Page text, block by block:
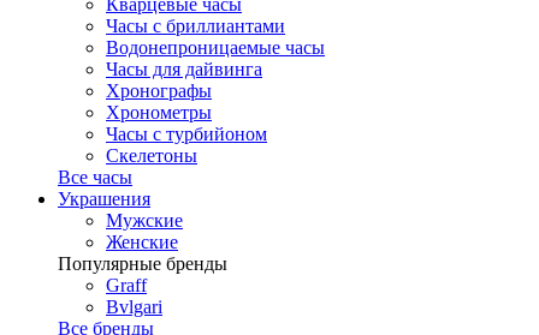
Кварцевые часы
Часы с бриллиантами
Водонепроницаемые часы
Часы для дайвинга
Хронографы
Хронометры
Часы с турбийоном
Скелетоны
Все часы
Украшения
Мужские
Женские
Популярные бренды
Graff
Bvlgari
Все бренды